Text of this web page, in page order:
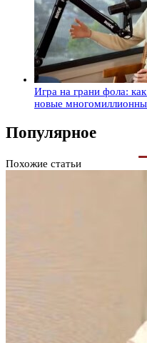
Игра на грани фола:
новые
Популярное
Похожие статьи